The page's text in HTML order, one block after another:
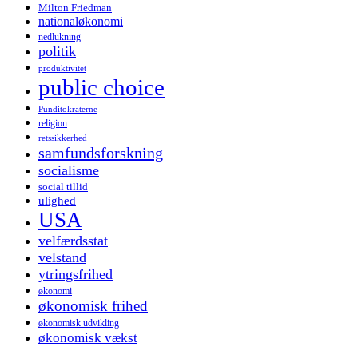
Milton Friedman
nationaløkonomi
nedlukning
politik
produktivitet
public choice
Punditokraterne
religion
retssikkerhed
samfundsforskning
socialisme
social tillid
ulighed
USA
velfærdsstat
velstand
ytringsfrihed
økonomi
økonomisk frihed
økonomisk udvikling
økonomisk vækst